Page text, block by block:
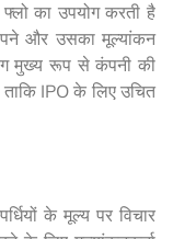
का उपयोग करती है
और उसका मूल्यांकन
मुख्य रूप से कंपनी की
ताकि IPO के लिए उचित
के मूल्य पर विचार